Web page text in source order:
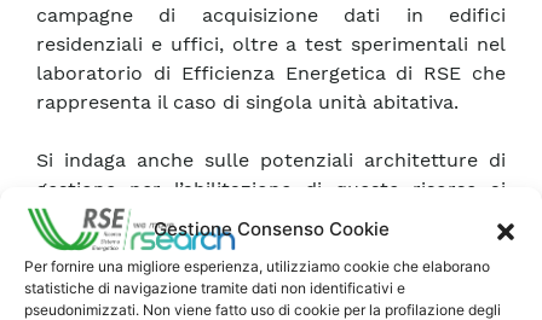
Gestione Consenso Cookie
Per fornire una migliore esperienza, utilizziamo cookie che elaborano
statistiche di navigazione tramite dati non identificativi e
pseudonimizzati. Non viene fatto uso di cookie per la profilazione degli
campagne di acquisizione dati in edifici
residenziali e uffici, oltre a test sperimentali nel
laboratorio di Efficienza Energetica di RSE che
rappresenta il caso di singola unità abitativa.
Si indaga anche sulle potenziali architetture di
gestione per l’abilitazione di queste risorse ai
meccanismi di flessibilità, valutando la possibilità
di estendere a questo caso le soluzioni proposte,
ad esempio, nell’ambito delle infrastrutture di
ricarica dei veicoli elettrici. Infine, all’analisi del